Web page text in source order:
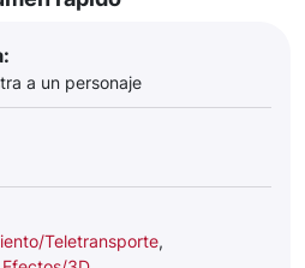
a un personaje
Teletransporte,